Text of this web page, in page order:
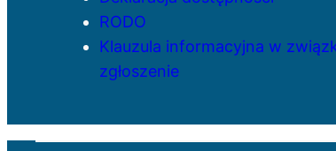
RODO
Klauzula informacyjna w
zgłoszenie